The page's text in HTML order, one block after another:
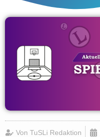
Von TuSLi Redaktion